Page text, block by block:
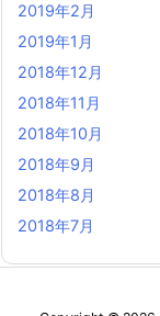
2019年2月
2019年1月
2018年12月
2018年11月
2018年10月
2018年9月
2018年8月
2018年7月